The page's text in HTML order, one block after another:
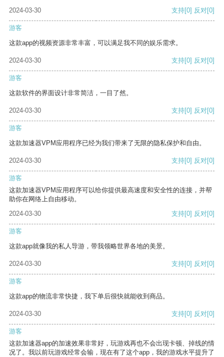
2024-03-30 支持[0] 反对[0]
游客
这款app的视频资源非常丰富，可以满足我不同的娱乐需求。
2024-03-30 支持[0] 反对[0]
游客
这款软件的界面设计非常简洁，一目了然。
2024-03-30 支持[0] 反对[0]
游客
这款加速器VPM应用程序已经为我们带来了无限的隐私保护和自由。
2024-03-30 支持[0] 反对[0]
游客
这款加速器VPM应用程序可以给你提供最高速度和安全性的连接，并帮
助你在网络上自由移动。
2024-03-30
支持[0] 反对[0]
游客
这款app就像我的私人导游，带我领略世界各地的美景。
2024-03-30 支持[0] 反对[0]
游客
这款app的物流非常快捷，我下单后很快就能收到商品。
2024-03-30 支持[0] 反对[0]
游客
这款加速器app的加速效果非常好，玩游戏再也不会出现卡顿、掉线的情
况了。我以前玩游戏经常会输，现在有了这个app，我的游戏水平提升了